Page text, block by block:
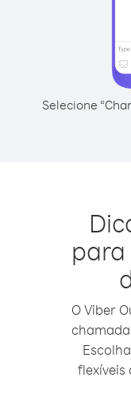
Selecione
para
O Viber
flexíveis